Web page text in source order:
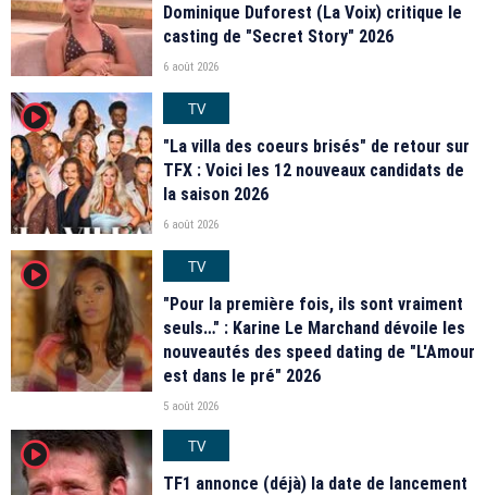
Dominique Duforest (La Voix) critique le
casting de "Secret Story" 2026
6 août 2026
player2
TV
"La villa des coeurs brisés" de retour sur
TFX : Voici les 12 nouveaux candidats de
la saison 2026
6 août 2026
player2
TV
"Pour la première fois, ils sont vraiment
seuls…" : Karine Le Marchand dévoile les
nouveautés des speed dating de "L'Amour
est dans le pré" 2026
5 août 2026
player2
TV
TF1 annonce (déjà) la date de lancement